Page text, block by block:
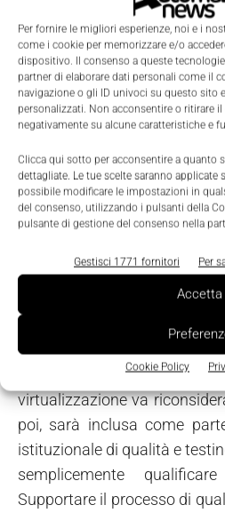
Per fornire le migliori esperienze, noi e i
come i cookie per memorizzare e/o
dispositivo. Il consenso a queste
partner di elaborare dati personali come il
navigazione o gli ID univoci su questo sito
personalizzati. Non acconsentire o ritirare
negativamente su alcune caratteristiche e
Clicca qui sotto per acconsentire a quanto
dettagliate. Le tue scelte saranno applicate
possibile modificare le impostazioni in
del consenso, utilizzando i pulsanti della
pulsante di gestione del consenso nella
Gestisci 1771 fornitori Per
Accetta
Cookie Policy
può operare nello
virtualizzate approvate.
Tutti questi elementi sono
politiche standard di product-
Dal momento che le
accessibili in tutto il
team globali possono
momento e dovunque
differenti aspetti del progetto,
Come dice ancora
virtualizzazione
fondamentale nel modo in
prossime versioni dei
Triconex. La
virtualizzazione va
poi, sarà inclusa come
istituzionale di qualità e
semplicemente
Supportare il processo di